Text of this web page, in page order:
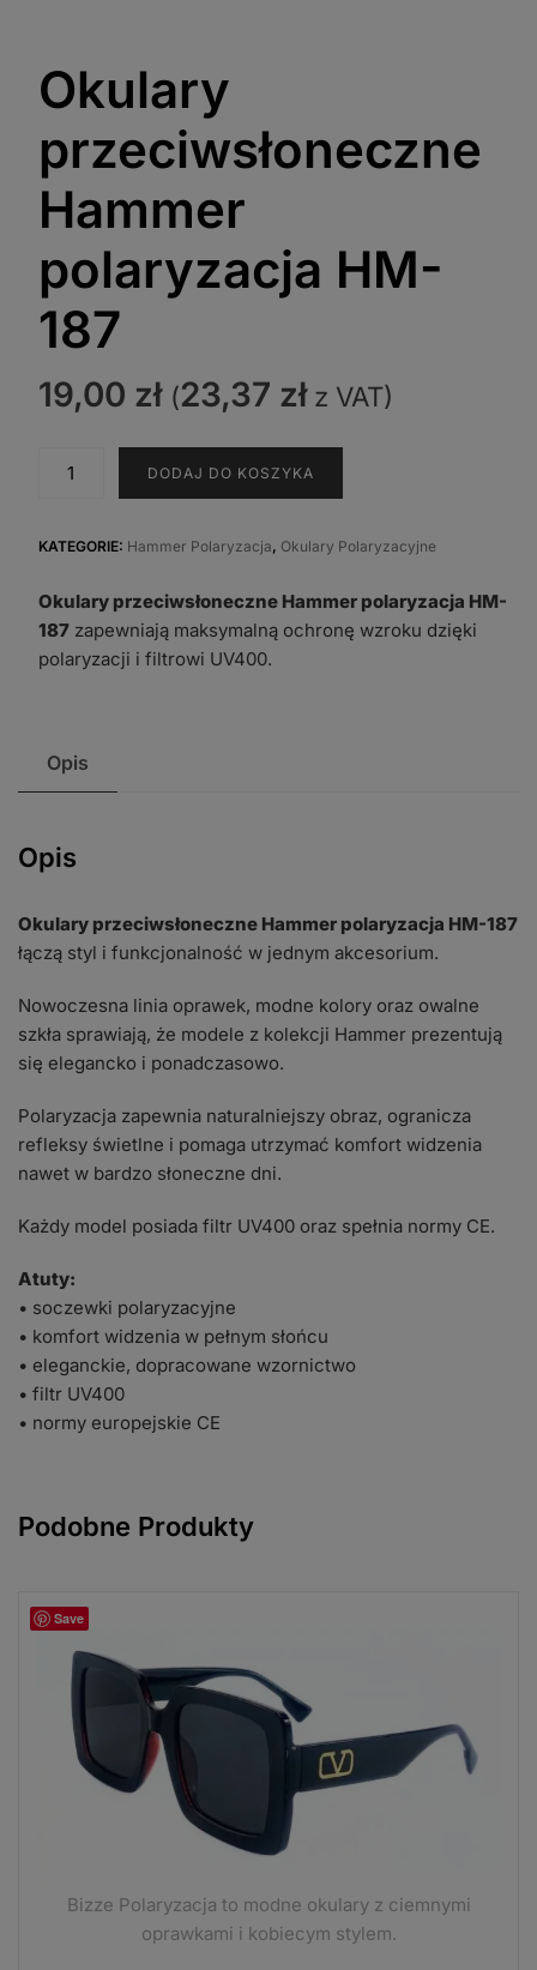
Okulary
przeciwsłoneczne
Hammer
polaryzacja HM-
187
19,00 zł (23,37 złz VAT)
Hammer
HM-
187
DODAJ DO KOSZYKA
KATEGORIE: Hammer Polaryzacja, Okulary Polaryzacyjne
Okulary przeciwsłoneczne Hammer polaryzacja HM-
187zapewniają maksymalną ochronę wzroku dzięki
polaryzacji i filtrowi UV400.
Opis
Opis
Okulary przeciwsłoneczne Hammer polaryzacja HM-187
łączą styl i funkcjonalność w jednym akcesorium.
Nowoczesna linia oprawek, modne kolory oraz owalne
szkła sprawiają, że modele z kolekcji Hammer prezentują
się elegancko i ponadczasowo.
Polaryzacja zapewnia naturalniejszy obraz, ogranicza
refleksy świetlne i pomaga utrzymać komfort widzenia
nawet w bardzo słoneczne dni.
Każdy model posiada filtr UV400 oraz spełnia normy CE.
Atuty:
• soczewki polaryzacyjne
• komfort widzenia w pełnym słońcu
• eleganckie, dopracowane wzornictwo
• filtr UV400
• normy europejskie CE
Podobne Produkty
Save
Bizze Polaryzacja to modne okulary z ciemnymi
oprawkami i kobiecym stylem.